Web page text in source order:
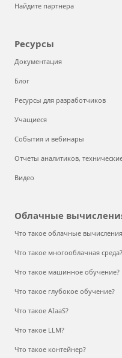
Найдите партнера
Ресурсы
Документация
Блог
Ресурсы для разработчиков
Учащиеся
События и вебинары
Отчеты аналитиков,
Видео
Облачные
Что такое облачные
Что такое многооблачная среда?
Что такое машинное обучение?
Что такое глубокое обучение?
Что такое AIaaS?
Что такое LLM?
Что такое контейнер?